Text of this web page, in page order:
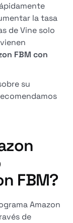
la tasa
de Vine solo
FBM con
su
FBM?
Amazon
de